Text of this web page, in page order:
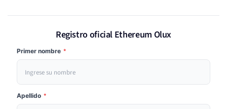
Registro oficial Ethereum Olux
Primer nombre *
Apellido *